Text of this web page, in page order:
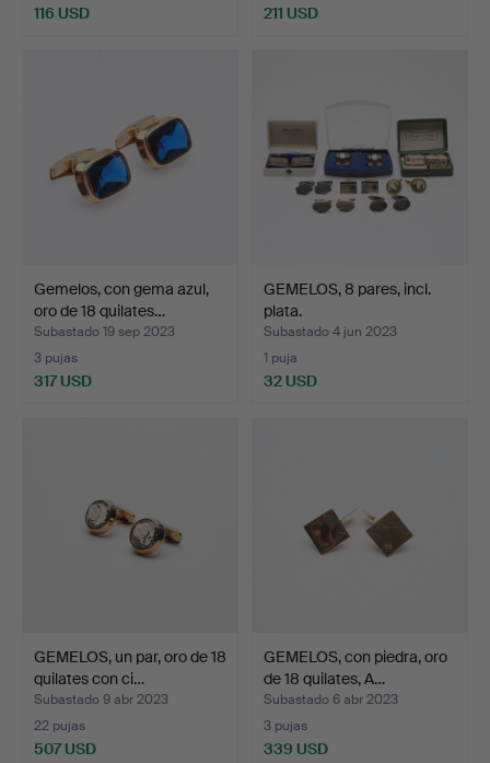
116 USD 211 USD
Gemelos, con gema azul,
oro de 18 quilates…
Subastado 19 sep 2023
3 pujas
317 USD
GEMELOS, 8 pares, incl.
plata.
Subastado 4 jun 2023
1 puja
32 USD
GEMELOS, un par, oro de 18
quilates con ci…
Subastado 9 abr 2023
22 pujas
507 USD
GEMELOS, con piedra, oro
de 18 quilates, A…
Subastado 6 abr 2023
3 pujas
339 USD